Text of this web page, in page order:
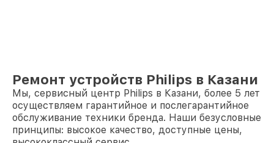
Ремонт устройств Philips в Казани
Мы, сервисный центр Philips в Казани, более 5 лет
осуществляем гарантийное и послегарантийное
обслуживание техники бренда. Наши безусловные
принципы: высокое качество, доступные цены,